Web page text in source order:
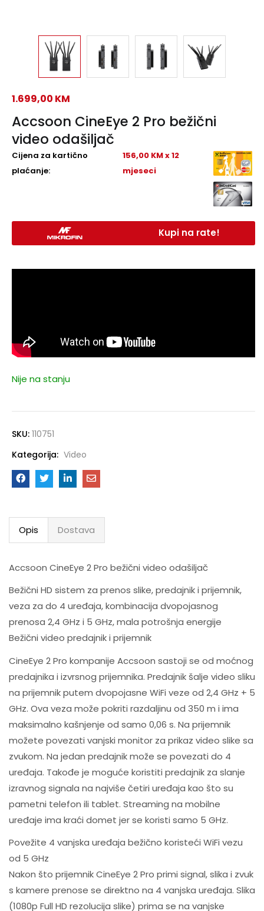
Accsoon CineEye 2 Pro bežični
video odašiljač
1.699,00 KM
Cijena za kartično
plaćanje:
156,00 KM x 12
mjeseci
Kupi na rate!
Nije na stanju
SKU: 110751
Kategorija: Video
Opis Dostava
Accsoon CineEye 2 Pro bežični video odašiljač
Bežični HD sistem za prenos slike, predajnik i prijemnik,
veza za do 4 uređaja, kombinacija dvopojasnog
prenosa 2,4 GHz i 5 GHz, mala potrošnja energije
Bežični video predajnik i prijemnik
CineEye 2 Pro kompanije Accsoon sastoji se od moćnog
predajnika i izvrsnog prijemnika. Predajnik šalje video sliku
na prijemnik putem dvopojasne WiFi veze od 2,4 GHz + 5
GHz. Ova veza može pokriti razdaljinu od 350 m i ima
maksimalno kašnjenje od samo 0,06 s. Na prijemnik
možete povezati vanjski monitor za prikaz video slike sa
zvukom. Na jedan predajnik može se povezati do 4
uređaja. Takođe je moguće koristiti predajnik za slanje
izravnog signala na najviše četiri uređaja kao što su
pametni telefon ili tablet. Streaming na mobilne
uređaje ima kraći domet jer se koristi samo 5 GHz.
Povežite 4 vanjska uređaja bežično koristeći WiFi vezu
od 5 GHz
Nakon što prijemnik CineEye 2 Pro primi signal, slika i zvuk
s kamere prenose se direktno na 4 vanjska uređaja. Slika
(1080p Full HD rezolucija slike) prima se na vanjske